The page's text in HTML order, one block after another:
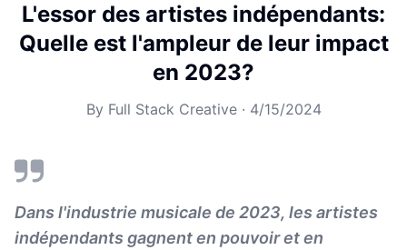
L'essor des artistes indépendants:
Quelle est l'ampleur de leur impact
en 2023?
By Full Stack Creative· 4/15/2024
Dans l'industrie musicale de 2023, les artistes
indépendants gagnent en pouvoir et en